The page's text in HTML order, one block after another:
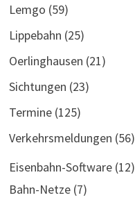
Lemgo (59)
Lippebahn (25)
Oerlinghausen (21)
Sichtungen (23)
Termine(125)
Verkehrsmeldungen (56)
Eisenbahn-Software(12)
Bahn-Netze(7)